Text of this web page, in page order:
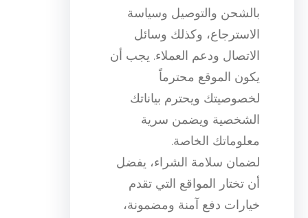
بالشحن والتوصيل وسياسة
الاسترجاع، وكذلك وسائل
الاتصال ودعم العملاء. يجب أن
يكون الموقع محترماً
لخصوصيتك ويحترم بياناتك
الشخصية ويضمن سرية
معلوماتك الخاصة.
لضمان سلامة الشراء، يفضل
أن تختار المواقع التي تقدم
خيارات دفع آمنة ومضمونة،